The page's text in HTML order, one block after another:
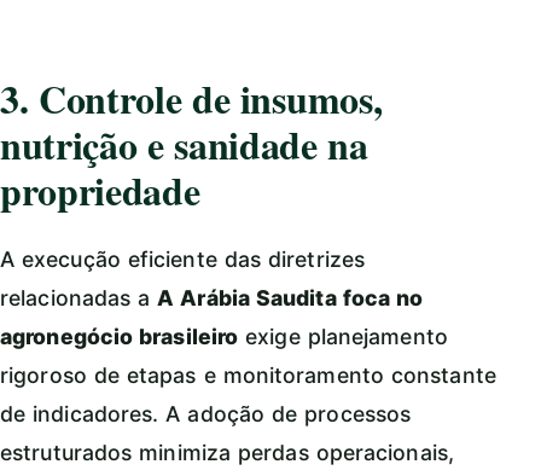
3. Controle de insumos,
nutrição e sanidade na
propriedade
A execução eficiente das diretrizes
relacionadas a A Arábia Saudita foca no
agronegócio brasileiro exige planejamento
rigoroso de etapas e monitoramento constante
de indicadores. A adoção de processos
estruturados minimiza perdas operacionais,